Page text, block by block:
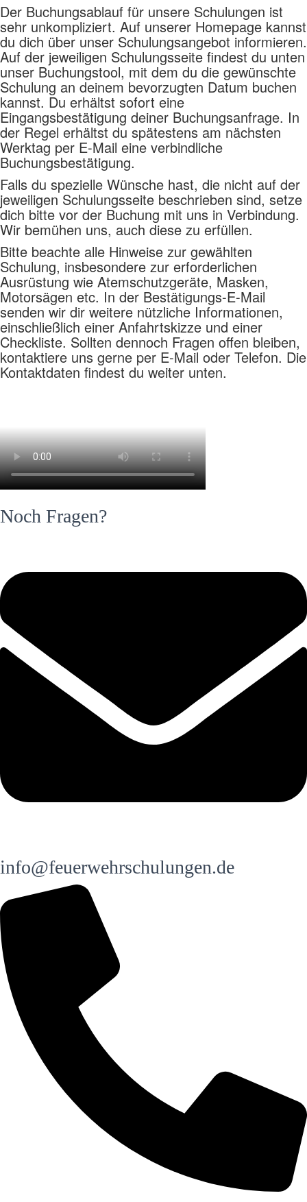
Der Buchungsablauf für unsere Schulungen ist
sehr unkompliziert. Auf unserer Homepage kannst
du dich über unser Schulungsangebot informieren.
Auf der jeweiligen Schulungsseite findest du unten
unser Buchungstool, mit dem du die gewünschte
Schulung an deinem bevorzugten Datum buchen
kannst. Du erhältst sofort eine
Eingangsbestätigung deiner Buchungsanfrage. In
der Regel erhältst du spätestens am nächsten
Werktag per E-Mail eine verbindliche
Buchungsbestätigung.
Falls du spezielle Wünsche hast, die nicht auf der
jeweiligen Schulungsseite beschrieben sind, setze
dich bitte vor der Buchung mit uns in Verbindung.
Wir bemühen uns, auch diese zu erfüllen.
Bitte beachte alle Hinweise zur gewählten
Schulung, insbesondere zur erforderlichen
Ausrüstung wie Atemschutzgeräte, Masken,
Motorsägen etc. In der Bestätigungs-E-Mail
senden wir dir weitere nützliche Informationen,
einschließlich einer Anfahrtskizze und einer
Checkliste. Sollten dennoch Fragen offen bleiben,
kontaktiere uns gerne per E-Mail oder Telefon. Die
Kontaktdaten findest du weiter unten.
Noch Fragen?
info@feuerwehrschulungen.de